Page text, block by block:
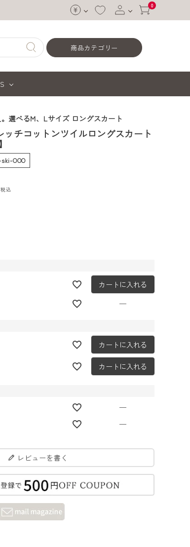
会員登録
0
商品カテゴリー
選べるM、Lサイズ ロングスカート
ッチコットンツイルロングスカート
OOO
税込
カートに入れる
—
カートに入れる
カートに入れる
—
—
レビューを書く